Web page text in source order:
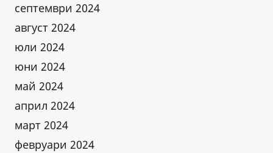
септември 2024
август 2024
юли 2024
юни 2024
май 2024
април 2024
март 2024
февруари 2024